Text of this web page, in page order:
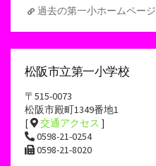
過去の第一小ホームページ
松阪市立第一小学校
〒515-0073
松阪市殿町1349番地1
[
交通アクセス ]
0598-21-0254
0598-21-8020